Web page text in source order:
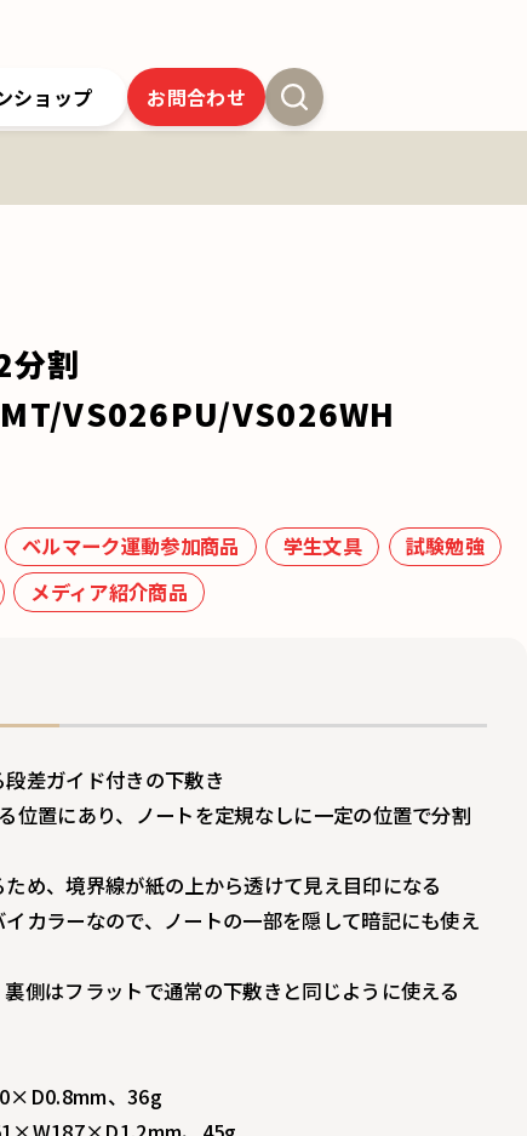
ショップ お問合わせ
分割
VS026PU/VS026WH
ベルマーク運動参加商品 学生文具
試験勉強
メディア紹介商品
差ガイド付きの下敷き
位置にあり、ノートを定規なしに一定の位置で分割
め、境界線が紙の上から透けて見え目印になる
カラーなので、ノートの一部を隠して暗記にも使え
側はフラットで通常の下敷きと同じように使える
、36g